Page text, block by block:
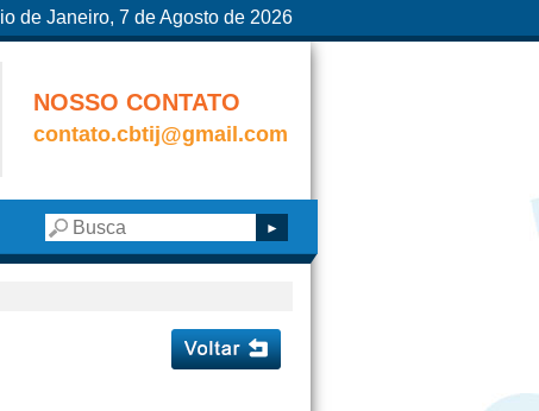
de Janeiro, 7 de Agosto de 2026
NOSSO CONTATO
contato.cbtij@gmail.com